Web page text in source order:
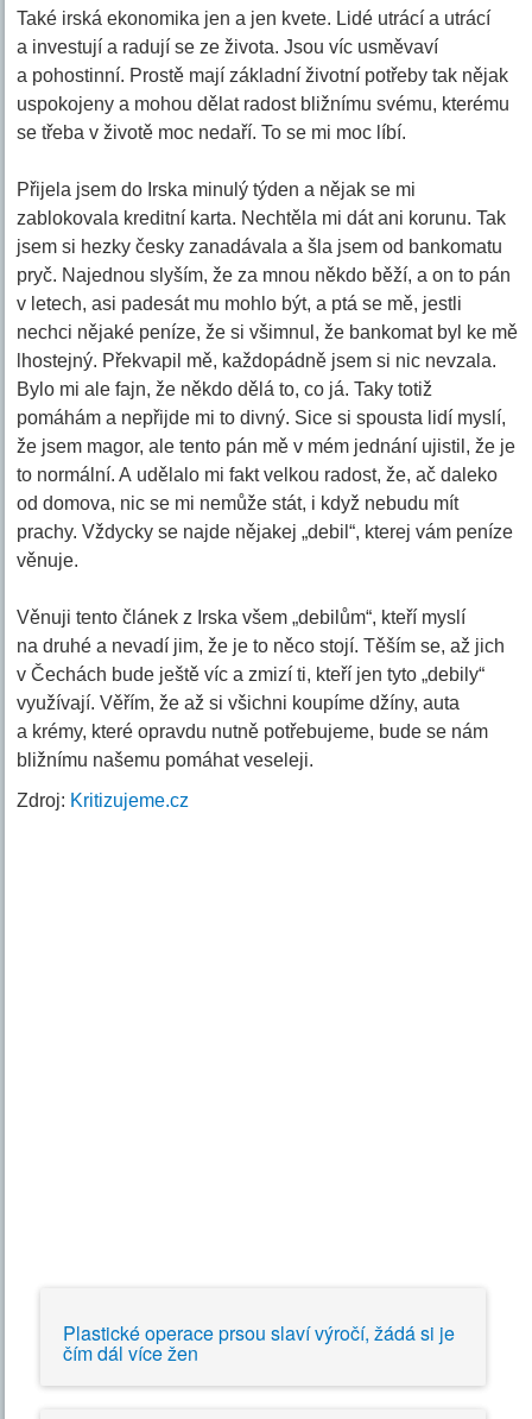
Také irská ekonomika jen a jen kvete. Lidé utrácí a utrácí
a investují a radují se ze života. Jsou víc usměvaví
a pohostinní. Prostě mají základní životní potřeby tak nějak
uspokojeny a mohou dělat radost bližnímu svému, kterému
se třeba v životě moc nedaří. To se mi moc líbí.
Přijela jsem do Irska minulý týden a nějak se mi
zablokovala kreditní karta. Nechtěla mi dát ani korunu. Tak
jsem si hezky česky zanadávala a šla jsem od bankomatu
pryč. Najednou slyším, že za mnou někdo běží, a on to pán
v letech, asi padesát mu mohlo být, a ptá se mě, jestli
nechci nějaké peníze, že si všimnul, že bankomat byl ke mě
lhostejný. Překvapil mě, každopádně jsem si nic nevzala.
Bylo mi ale fajn, že někdo dělá to, co já. Taky totiž
pomáhám a nepřijde mi to divný. Sice si spousta lidí myslí,
že jsem magor, ale tento pán mě v mém jednání ujistil, že je
to normální. A udělalo mi fakt velkou radost, že, ač daleko
od domova, nic se mi nemůže stát, i když nebudu mít
prachy. Vždycky se najde nějakej „debil“, kterej vám peníze
věnuje.
Věnuji tento článek z Irska všem „debilům“, kteří myslí
na druhé a nevadí jim, že je to něco stojí. Těším se, až jich
v Čechách bude ještě víc a zmizí ti, kteří jen tyto „debily“
využívají. Věřím, že až si všichni koupíme džíny, auta
a krémy, které opravdu nutně potřebujeme, bude se nám
bližnímu našemu pomáhat veseleji.
Zdroj: Kritizujeme.cz
Plastické operace prsou slaví výročí, žádá si je
čím dál více žen